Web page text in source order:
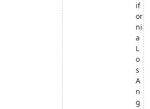
if
or
ni
a
L
o
s
A
n
g